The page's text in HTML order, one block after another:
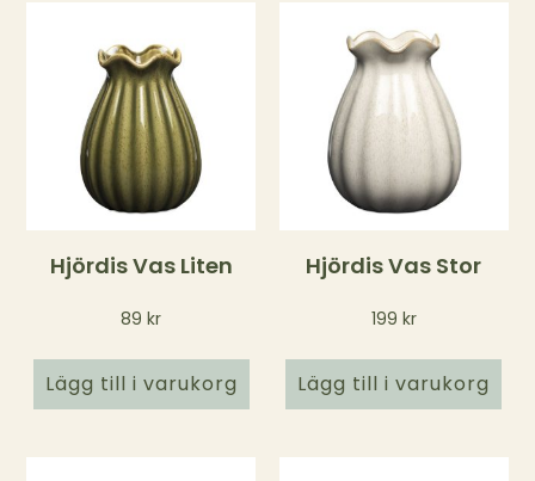
Hjördis Vas Liten
89kr
Lägg till i varukorg
Hjördis Vas Stor
199 kr
Lägg till i varukorg